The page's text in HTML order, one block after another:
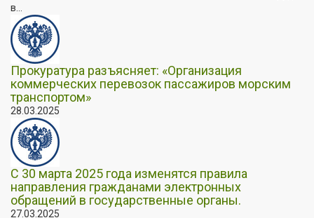
в...
Прокуратура разъясняет: «Организация
коммерческих перевозок пассажиров морским
транспортом»
28.03.2025
С 30 марта 2025 года изменятся правила
направления гражданами электронных
обращений в государственные органы.
27.03.2025